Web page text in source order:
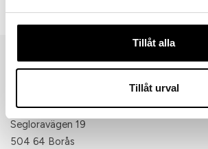
Tillåt alla
Tillåt urval
Born in Sweden AB
Segloravägen 19
504 64 Borås